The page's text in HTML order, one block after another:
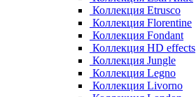
Коллекция Etrusco
Коллекция Florentine
Коллекция Fondant
Коллекция HD effects
Коллекция Jungle
Коллекция Legno
Коллекция Livorno